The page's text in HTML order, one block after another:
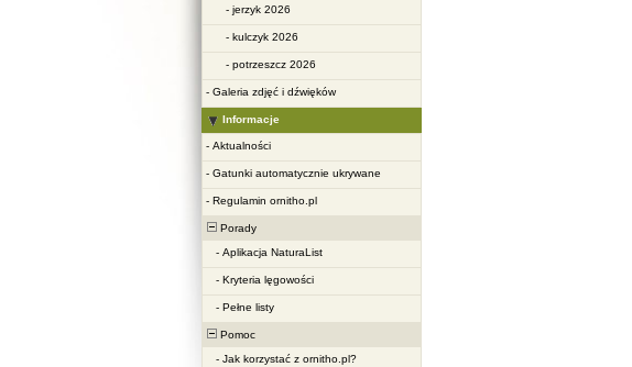
- jerzyk 2026
- kulczyk 2026
- potrzeszcz 2026
- Galeria zdjęć i dźwięków
Informacje
- Aktualności
- Gatunki automatycznie ukrywane
- Regulamin ornitho.pl
Porady
- Aplikacja NaturaList
- Kryteria lęgowości
- Pełne listy
Pomoc
- Jak korzystać z ornitho.pl?